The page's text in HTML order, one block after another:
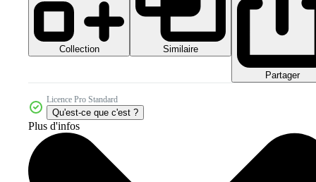
Collection Similaire
Partager
Licence Pro Standard
Qu'est-ce que c'est ?
Plus d'infos